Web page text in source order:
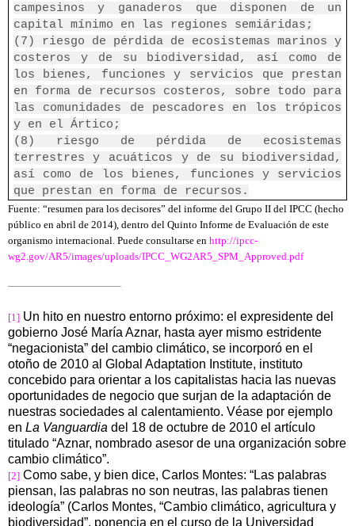
campesinos y ganaderos que disponen de un
capital mínimo en las regiones semiáridas;
(7) riesgo de pérdida de ecosistemas marinos y
costeros y de su biodiversidad, así como de
los bienes, funciones y servicios que prestan
en forma de recursos costeros, sobre todo para
las comunidades de pescadores en los trópicos
y en el Ártico;
(8) riesgo de pérdida de ecosistemas
terrestres y acuáticos y de su biodiversidad,
así como de los bienes, funciones y servicios
que prestan en forma de recursos.
Fuente: “resumen para los decisores” del informe del Grupo II del IPCC (hecho
público en abril de 2014), dentro del Quinto Informe de Evaluación de este
organismo internacional. Puede consultarse en http://ipcc-
wg2.gov/AR5/images/uploads/IPCC_WG2AR5_SPM_Approved.pdf
[1] Un hito en nuestro entorno próximo: el expresidente del
gobierno José María Aznar, hasta ayer mismo estridente
“negacionista” del cambio climático, se incorporó en el
otoño de 2010 al Global Adaptation Institute, instituto
concebido para orientar a los capitalistas hacia las nuevas
oportunidades de negocio que surjan de la adaptación de
nuestras sociedades al calentamiento. Véase por ejemplo
en La Vanguardia del 18 de octubre de 2010 el artículo
titulado “Aznar, nombrado asesor de una organización sobre
cambio climático”.
[2] Como sabe, y bien dice, Carlos Montes: “Las palabras
piensan, las palabras no son neutras, las palabras tienen
ideología” (Carlos Montes, “Cambio climático, agricultura y
biodiversidad”, ponencia en el curso de la Universidad